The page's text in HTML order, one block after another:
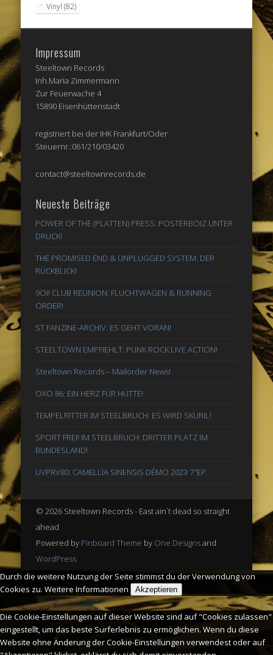
Vinyl (82)
Impressum
Steeltown Records
Inh.Maria Zimmermann
Zur Feuerwache 4
15890 Eisenhüttenstadt
registriert bei der IHK Frankfurt/Oder
Steuernr.:061/210/03420
contact@steeltownrecords.de
Neueste Beiträge
POWER OF THE (PLATTEN) PRESS: POSTERBOIZ UNTER
DRUCK!
THE PROMISED END & UNPLUGGED SYSTEM: DER
RÜCKBLICK!
9Oi! CLUB REUNION: FLUCHTWAGEN & RUNNING
ORDER!
ST FANZINE-ARCHIV: ES GEHT VORAN!
STEELTOWN EMPFIEHLT: PUNK ROCK LIVE ACTION!
Steeltown Records – Mailorder News!
OXO 86: EIN HERZ FÜR HÜTTE!
TEMPELRITTER IM STEELBRUCH: ES WIRD SKURIL!
SPORT FREI! IM STEELBRUCH: DRITTER PLATZ IM
BUNDESLAND!
UVPRV80: CAMELLIA SINENSIS DÉMO 2023 7″EP
© 2026 Steeltown Records - East ain`t dead so straight
ahead
Powered by Pinboard Theme by One Designsand
WordPress
Durch die weitere Nutzung der Seite stimmst du der Verwendung von
Cookies zu. Weitere Informationen Akzeptieren
Die Cookie-Einstellungen auf dieser Website sind auf "Cookies zulassen"
eingestellt, um das beste Surferlebnis zu ermöglichen. Wenn du diese
Website ohne Änderung der Cookie-Einstellungen verwendest oder auf